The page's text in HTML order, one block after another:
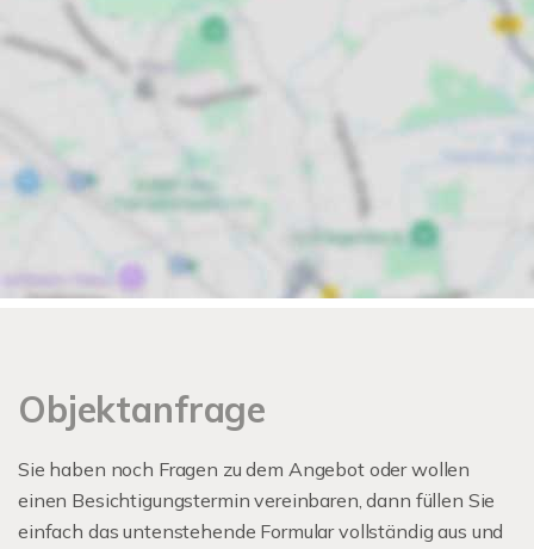
Objektanfrage
Sie haben noch Fragen zu dem Angebot oder wollen
einen Besichtigungstermin vereinbaren, dann füllen Sie
einfach das untenstehende Formular vollständig aus und